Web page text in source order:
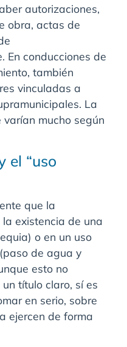
autorizaciones,
obra, actas de
En conducciones de
también
vinculadas a
La
mucho según
el “uso
que la
existencia de una
o en un uso
de agua y
esto no
título claro, sí es
en serio, sobre
ejercen de forma